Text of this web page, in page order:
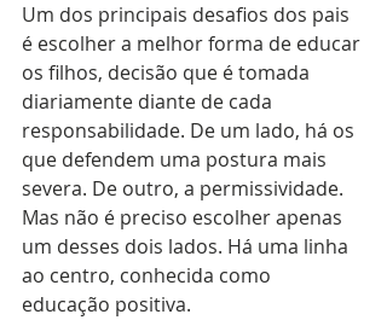
Um dos principais desafios dos pais
é escolher a melhor forma de educar
os filhos, decisão que é tomada
diariamente diante de cada
responsabilidade. De um lado, há os
que defendem uma postura mais
severa. De outro, a permissividade.
Mas não é preciso escolher apenas
um desses dois lados. Há uma linha
ao centro, conhecida como
educação positiva.